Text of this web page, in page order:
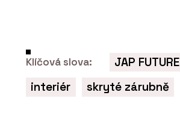
Klíčová slova: JAP FUTURE
interiér
skryté zárubně